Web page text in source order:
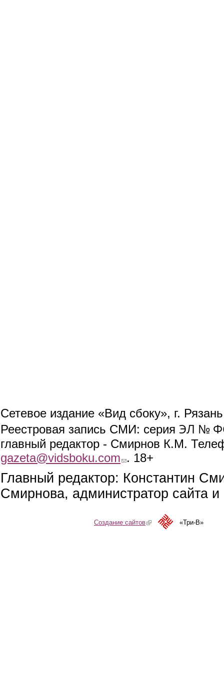
Сетевое издание «Вид сбоку», г.
Реестровая запись СМИ: серия ЭЛ №
главный редактор - Смирнов К.М.
gazeta@vidsboku.com (link sends e-mail)
. 18+
Главный редактор: Константин
Смирнова, администратор сайта
Создание сайтов(link is external)«Три-В»